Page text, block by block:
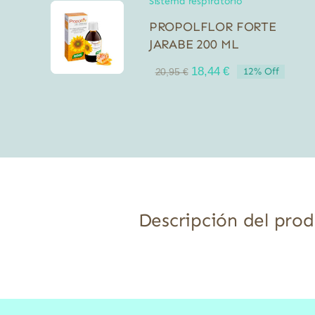
PROPOLFLOR FORTE
JARABE 200 ML
20,95€ El
18,44€El
12% Off
Descripción del